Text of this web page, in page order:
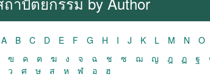
A B C D E F G H I J K L M N O
ฃ ค ฅ ฆ ง จ ฉ ช ซ ฌ ญ ฎ ฏ ฐ
ว ศ ษ ส ห ฬ อ ฮ